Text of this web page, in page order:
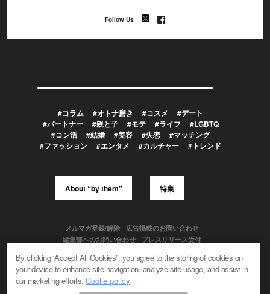
Follow Us
#コラム #オトナ磨き #コスメ
#デート
#パートナー
#親と子 #モテ #ライフ
#LGBTQ
#コン活
#結婚 #美容 #失恋
#マッチング
#ファッション
#エンタメ #カルチャー #トレンド
About “by them” 特集
メルマガ登録/解除
広告掲載のお問い合わせ
編集部へのお問い合わせ
プレスリリース受付
By clicking “Accept All Cookies”, you agree to the storing of cookies on
your device to enhance site navigation, analyze site usage, and assist in
our marketing efforts.Coolie policy